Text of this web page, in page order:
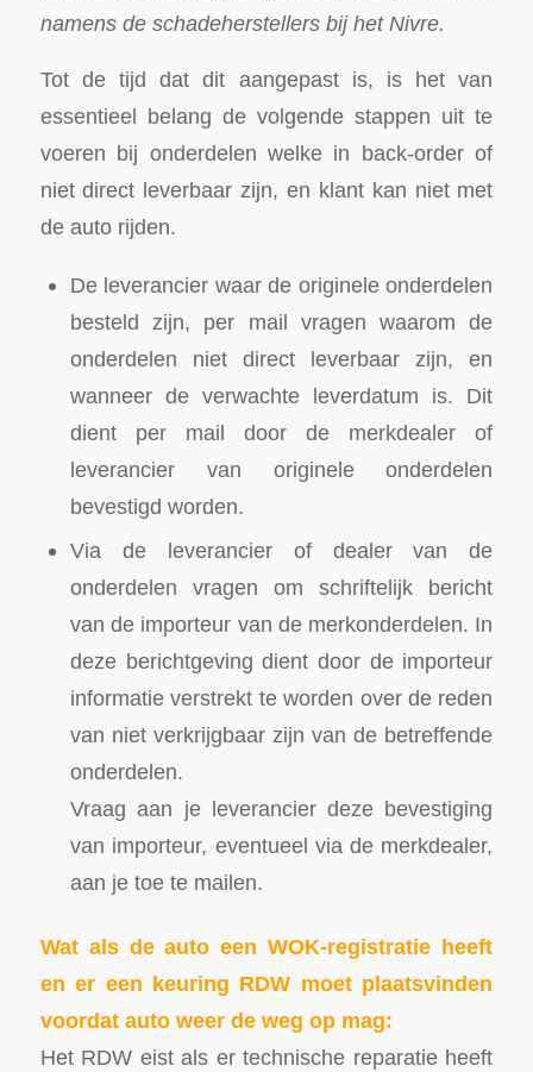
namens de schadeherstellers bij het Nivre.
Tot de tijd dat dit aangepast is, is het van
essentieel belang de volgende stappen uit te
voeren bij onderdelen welke in back-order of
niet direct leverbaar zijn, en klant kan niet met
de auto rijden.
De leverancier waar de originele onderdelen
besteld zijn, per mail vragen waarom de
onderdelen niet direct leverbaar zijn, en
wanneer de verwachte leverdatum is. Dit
dient per mail door de merkdealer of
leverancier van originele onderdelen
bevestigd worden.
Via de leverancier of dealer van de
onderdelen vragen om schriftelijk bericht
van de importeur van de merkonderdelen. In
deze berichtgeving dient door de importeur
informatie verstrekt te worden over de reden
van niet verkrijgbaar zijn van de betreffende
onderdelen.
Vraag aan je leverancier deze bevestiging
van importeur, eventueel via de merkdealer,
aan je toe te mailen.
Wat als de auto een WOK-registratie heeft
en er een keuring RDW moet plaatsvinden
voordat auto weer de weg op mag:
Het RDW eist als er technische reparatie heeft